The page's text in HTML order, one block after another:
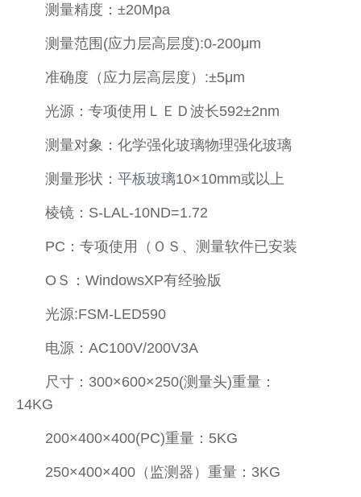
测量精度：±20Mpa
测量范围(应力层高层度):0-200μm
准确度（应力层高层度）:±5μm
光源：专项使用ＬＥＤ波长592±2nm
测量对象：化学强化玻璃物理强化玻璃
测量形状： 平板玻璃10×10mm或以上
棱镜：S-LAL-10ND=1.72
PC：专项使用（ＯＳ、测量软件已安装
OＳ：WindowsXP有经验版
光源:FSM-LED590
电源：AC100V/200V3A
尺寸：300×600×250(测量头)重量：
14KG
200×400×400(PC)重量：5KG
250×400×400（监测器）重量：3KG